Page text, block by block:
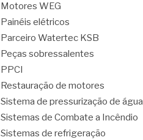
Motores WEG
Painéis elétricos
Parceiro Watertec KSB
Peças sobressalentes
PPCI
Restauração de motores
Sistema de pressurização de água
Sistemas de Combate a Incêndio
Sistemas de refrigeração